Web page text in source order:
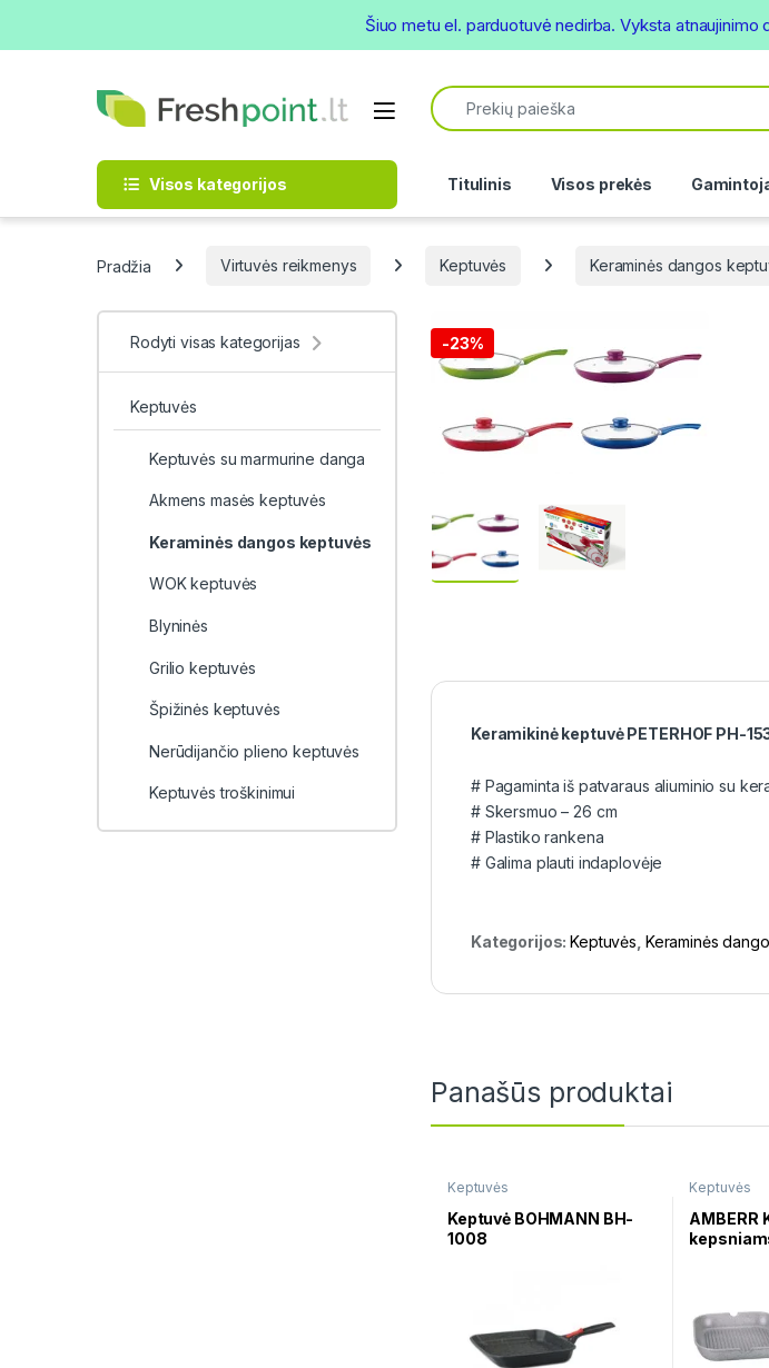
Open
Search for:
Visos kategorijos Titulinis Visos prekės
Pradžia Virtuvės reikmenys Keptuvės Keraminės dangos
-23%
Keramikinė keptuvė PETERHOF PH-
# Pagaminta iš patvaraus aliuminio su
# Skersmuo – 26 cm
# Plastiko rankena
# Galima plauti indaplovėje
Kategorijos:Keptuvės Keraminės
Panašūs produktai
Keptuvės
Keptuvė BOHMANN BH-
1008
Keptuvės
AMBERR
Rodyti visas kategorijas
Keptuvės
Keptuvės su marmurine danga
Akmens masės keptuvės
Keraminės dangos keptuvės
WOK keptuvės
Blyninės
Grilio keptuvės
Špižinės keptuvės
Nerūdijančio plieno keptuvės
Keptuvės troškinimui
Šiuo metu el. parduotuvė nedirba. Vyksta